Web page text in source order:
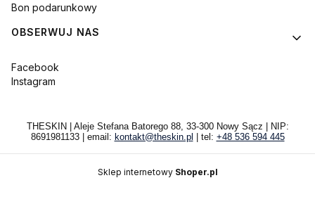
Bon podarunkowy
OBSERWUJ NAS
Facebook
Instagram
THESKIN | Aleje Stefana Batorego 88, 33-300 Nowy Sącz | NIP:
8691981133 | email: kontakt@theskin.pl | tel: +48 536 594 445
Sklep internetowy Shoper.pl